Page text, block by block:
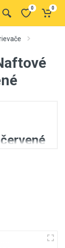
0 0
kde je